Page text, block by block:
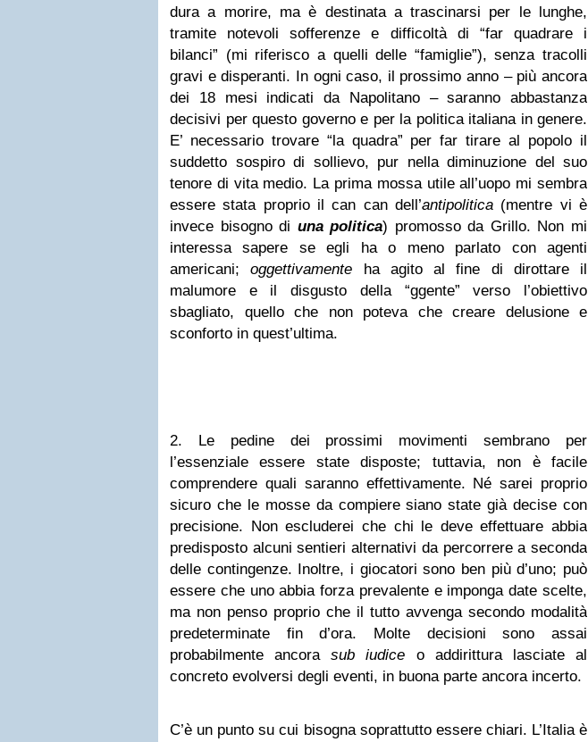
dura a morire, ma è destinata a trascinarsi per le lunghe,
tramite notevoli sofferenze e difficoltà di “far quadrare i
bilanci” (mi riferisco a quelli delle “famiglie”), senza tracolli
gravi e disperanti. In ogni caso, il prossimo anno – più ancora
dei 18 mesi indicati da Napolitano – saranno abbastanza
decisivi per questo governo e per la politica italiana in genere.
E’ necessario trovare “la quadra” per far tirare al popolo il
suddetto sospiro di sollievo, pur nella diminuzione del suo
tenore di vita medio. La prima mossa utile all’uopo mi sembra
essere stata proprio il can can dell’antipolitica (mentre vi è
invece bisogno di una politica) promosso da Grillo. Non mi
interessa sapere se egli ha o meno parlato con agenti
americani;oggettivamente ha agito al fine di dirottare il
malumore e il disgusto della “ggente” verso l’obiettivo
sbagliato, quello che non poteva che creare delusione e
sconforto in quest’ultima.
2. Le pedine dei prossimi movimenti sembrano per
l’essenziale essere state disposte; tuttavia, non è facile
comprendere quali saranno effettivamente. Né sarei proprio
sicuro che le mosse da compiere siano state già decise con
precisione. Non escluderei che chi le deve effettuare abbia
predisposto alcuni sentieri alternativi da percorrere a seconda
delle contingenze. Inoltre, i giocatori sono ben più d’uno; può
essere che uno abbia forza prevalente e imponga date scelte,
ma non penso proprio che il tutto avvenga secondo modalità
predeterminate fin d’ora. Molte decisioni sono assai
probabilmente ancorasub iudice o addirittura lasciate al
concreto evolversi degli eventi, in buona parte ancora incerto.
C’è un punto su cui bisogna soprattutto essere chiari. L’Italia è